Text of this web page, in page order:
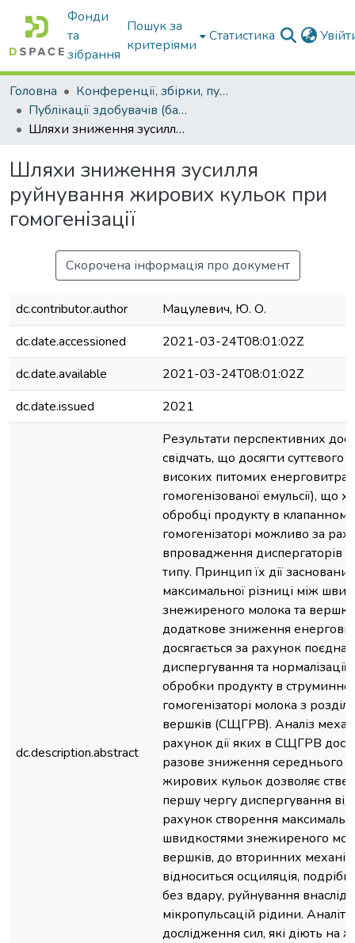
Фонди
та
зібрання
Пошук за
критеріями
Статистика
Головна
Конференції, збірки, публікації молодих вчених і здобувачів : магістрів, бакалаврів, аспірантів.
Публікації здобувачів (бакалаврів. магістрів, аспірантів)
Шляхи зниження зусилля руйнування жирових кульок при гомогенізації
Шляхи зниження зусилля
руйнування жирових кульок при
гомогенізації
Скорочена інформація про документ
dc.contributor.author
Мацулевич, Ю. О.
dc.date.accessioned
2021-03-24T08:01:02Z
dc.date.available
2021-03-24T08:01:02Z
dc.date.issued
2021
dc.description.abstract
Результати перспективних
свідчать, що досягти
високих питомих
гомогенізованої емульсії), що
обробці продукту в клапанному
гомогенізаторі можливо за
впровадження диспергаторів
типу. Принцип їх дії
максимальної різниці між
знежиреного молока та
додаткове зниження
досягається за рахунок
диспергування та
обробки продукту в
гомогенізаторі молока з
вершків (СЩГРВ). Аналіз
рахунок дії яких в СЩГРВ
разове зниження середнього
жирових кульок дозволяє
першу чергу диспергування
рахунок створення
швидкостями знежиреного
вершків, до вторинних
відноситься осциляція,
без вдару, руйнування
мікропульсацій рідини.
дослідження сил, які діють на